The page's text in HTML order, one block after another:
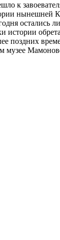
к
нынешней
остались
истории
поздних
музее